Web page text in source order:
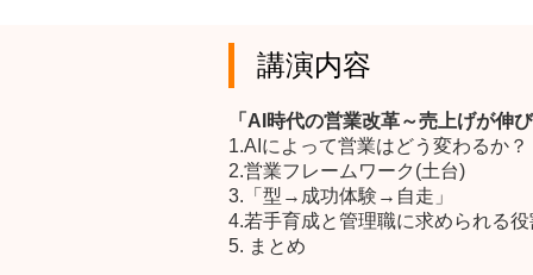
講演内容
「AI時代の営業改革～売上げが伸
1.AIによって営業はどう変わるか？
2.営業フレームワーク(土台)
3.「型→成功体験→自走」
4.若手育成と管理職に求められる役
5. まとめ